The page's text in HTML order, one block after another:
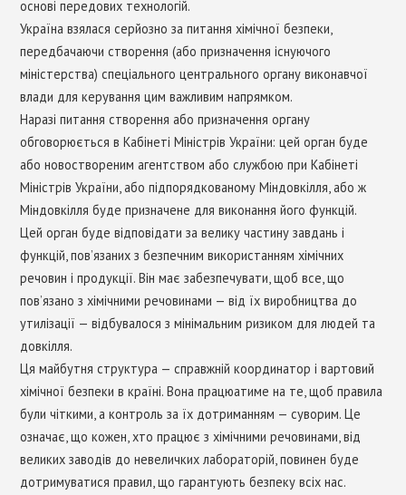
основі передових технологій.
Україна взялася серйозно за питання хімічної безпеки,
передбачаючи створення (або призначення існуючого
міністерства) спеціального центрального органу виконавчої
влади для керування цим важливим напрямком.
Наразі питання створення або призначення органу
обговорюється в Кабінеті Міністрів України: цей орган буде
або новоствореним агентством або службою при Кабінеті
Міністрів України, або підпорядкованому Міндовкілля, або ж
Міндовкілля буде призначене для виконання його функцій.
Цей орган буде відповідати за велику частину завдань і
функцій, пов’язаних з безпечним використанням хімічних
речовин і продукції. Він має забезпечувати, щоб все, що
пов’язано з хімічними речовинами — від їх виробництва до
утилізації — відбувалося з мінімальним ризиком для людей та
довкілля.
Ця майбутня структура — справжній координатор і вартовий
хімічної безпеки в країні. Вона працюатиме на те, щоб правила
були чіткими, а контроль за їх дотриманням — суворим. Це
означає, що кожен, хто працює з хімічними речовинами, від
великих заводів до невеличких лабораторій, повинен буде
дотримуватися правил, що гарантують безпеку всіх нас.